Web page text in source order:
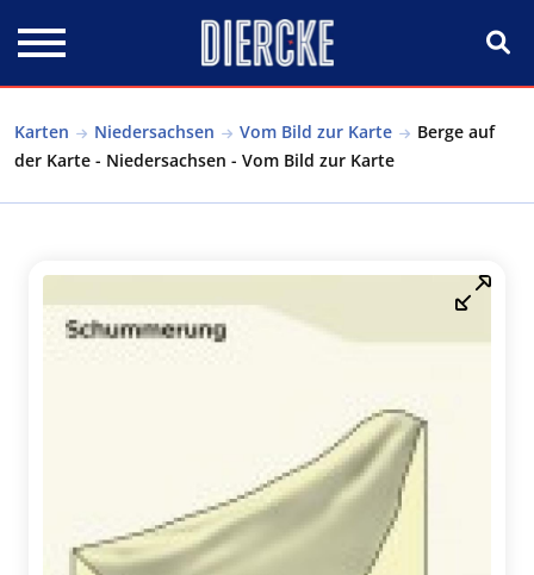
Karten Niedersachsen Vom Bild zur Karte
Berge auf
der Karte - Niedersachsen - Vom Bild zur Karte